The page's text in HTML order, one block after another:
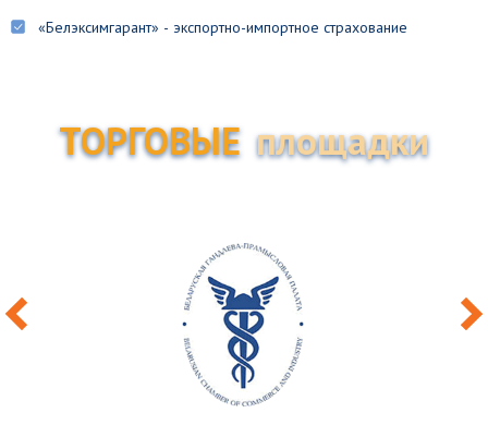
«Белэксимгарант» - экспортно-импортное страхование
ТОРГОВЫЕ площадки